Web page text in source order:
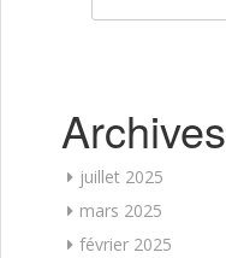
Archives
juillet 2025
mars 2025
février 2025